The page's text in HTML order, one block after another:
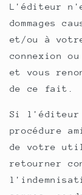
L'éditeur
dommages
et/ou à
connexion
et vous
de ce fait.
Si l'éditeur
procédure
de votre
retourner